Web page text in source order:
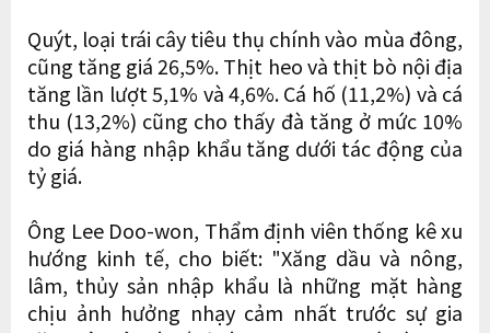
Quýt, loại trái cây tiêu thụ chính vào mùa đông,
cũng tăng giá 26,5%. Thịt heo và thịt bò nội địa
tăng lần lượt 5,1% và 4,6%. Cá hố (11,2%) và cá
thu (13,2%) cũng cho thấy đà tăng ở mức 10%
do giá hàng nhập khẩu tăng dưới tác động của
tỷ giá.
Ông Lee Doo-won, Thẩm định viên thống kê xu
hướng kinh tế, cho biết: "Xăng dầu và nông,
lâm, thủy sản nhập khẩu là những mặt hàng
chịu ảnh hưởng nhạy cảm nhất trước sự gia